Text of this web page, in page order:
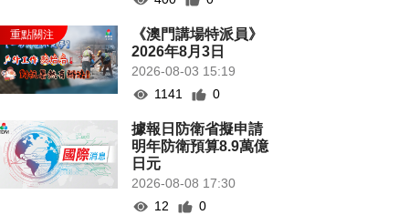
《澳門講場特派員》
2026年8月3日
2026-08-03 15:19
1141
0
據報日防衛省擬申請
明年防衛預算8.9萬億
日元
2026-08-08 17:30
12
0